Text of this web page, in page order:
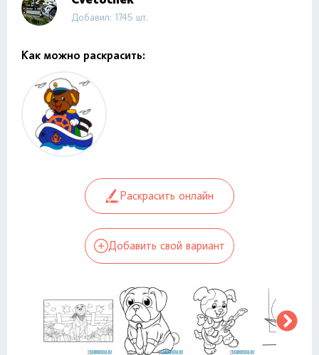
Добавил: 1745 шт.
Как можно раскрасить:
Раскрасить онлайн
Добавить свой вариант